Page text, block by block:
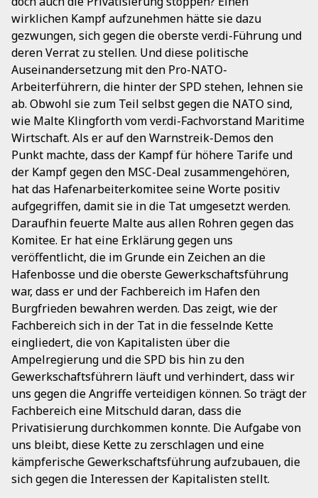
wirklichen Kampf aufzunehmen hätte sie dazu
gezwungen, sich gegen die oberste ver.di-Führung und
deren Verrat zu stellen. Und diese politische
Auseinandersetzung mit den Pro-NATO-
Arbeiterführern, die hinter der SPD stehen, lehnen sie
ab. Obwohl sie zum Teil selbst gegen die NATO sind,
wie Malte Klingforth vom ver.di-Fachvorstand Maritime
Wirtschaft. Als er auf den Warnstreik-Demos den
Punkt machte, dass der Kampf für höhere Tarife und
der Kampf gegen den MSC-Deal zusammengehören,
hat das Hafenarbeiterkomitee seine Worte positiv
aufgegriffen, damit sie in die Tat umgesetzt werden.
Daraufhin feuerte Malte aus allen Rohren gegen das
Komitee. Er hat eine Erklärung gegen uns
veröffentlicht, die im Grunde ein Zeichen an die
Hafenbosse und die oberste Gewerkschaftsführung
war, dass er und der Fachbereich im Hafen den
Burgfrieden bewahren werden. Das zeigt, wie der
Fachbereich sich in der Tat in die fesselnde Kette
eingliedert, die von Kapitalisten über die
Ampelregierung und die SPD bis hin zu den
Gewerkschaftsführern läuft und verhindert, dass wir
uns gegen die Angriffe verteidigen können. So trägt der
Fachbereich eine Mitschuld daran, dass die
Privatisierung durchkommen konnte. Die Aufgabe von
uns bleibt, diese Kette zu zerschlagen und eine
kämpferische Gewerkschaftsführung aufzubauen, die
sich gegen die Interessen der Kapitalisten stellt.